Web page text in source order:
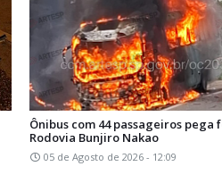
Ônibus com 44 passageiros pega
Rodovia Bunjiro Nakao
05 de Agosto de 2026 - 12:09